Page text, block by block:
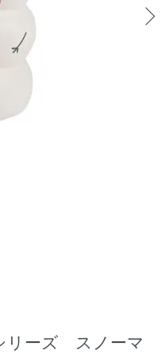
リーズ スノーマ